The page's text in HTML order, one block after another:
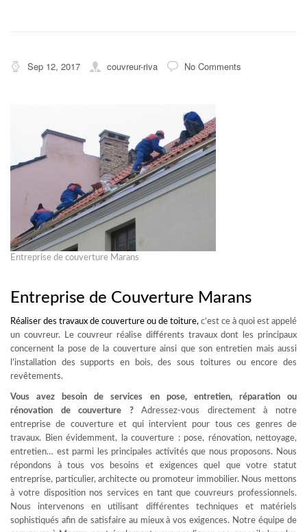
Sep 12, 2017 couvreur-riva No Comments
Entreprise de couverture Marans
Entreprise de Couverture Marans
Réaliser des travaux de couverture ou de toiture, c’est ce à quoi est appelé
un couvreur. Le couvreur réalise différents travaux dont les principaux
concernent la pose de la couverture ainsi que son entretien mais aussi
l’installation des supports en bois, des sous toitures ou encore des
revêtements.
Vous avez besoin de services en pose, entretien, réparation ou
rénovation de couverture ?Adressez-vous directement à notre
entreprise de couverture et qui intervient pour tous ces genres de
travaux. Bien évidemment, la couverture : pose, rénovation, nettoyage,
entretien… est parmi les principales activités que nous proposons. Nous
répondons à tous vos besoins et exigences quel que votre statut
entreprise, particulier, architecte ou promoteur immobilier. Nous mettons
à votre disposition nos services en tant que couvreurs professionnels.
Nous intervenons en utilisant différentes techniques et matériels
sophistiqués afin de satisfaire au mieux à vos exigences. Notre équipe de